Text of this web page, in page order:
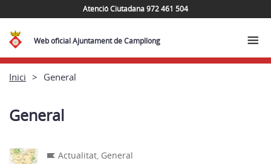
Atenció Ciutadana 972 461 504
Web oficial Ajuntament de Campllong
Inici General
General
Actualitat, General